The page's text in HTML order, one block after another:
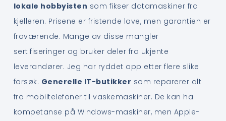
lokale hobbyisten som fikser datamaskiner fra
kjelleren. Prisene er fristende lave, men garantien er
fraværende. Mange av disse mangler
sertifiseringer og bruker deler fra ukjente
leverandører. Jeg har ryddet opp etter flere slike
forsøk. Generelle IT-butikker som reparerer alt
fra mobiltelefoner til vaskemaskiner. De kan ha
kompetanse på Windows-maskiner, men Apple-